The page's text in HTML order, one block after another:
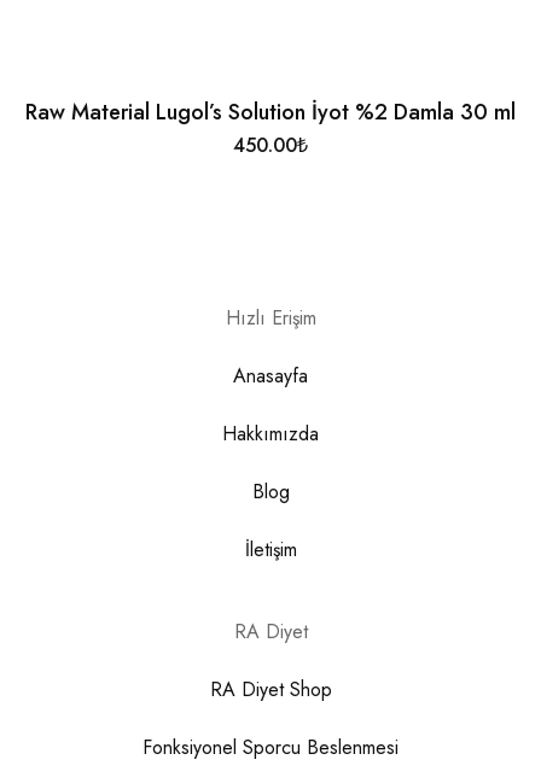
Raw Material Lugol’s Solution İyot %2 Damla 30 ml
450.00₺
Hızlı Erişim
Anasayfa
Hakkımızda
Blog
İletişim
RA Diyet
RA Diyet Shop
Fonksiyonel Sporcu Beslenmesi